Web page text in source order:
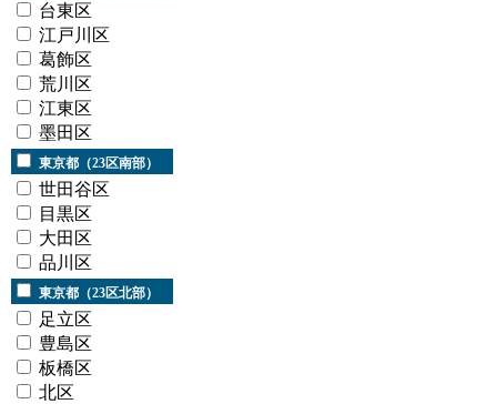
台東区
江戸川区
葛飾区
荒川区
江東区
墨田区
東京都（23区南部）
世田谷区
目黒区
大田区
品川区
東京都（23区北部）
足立区
豊島区
板橋区
北区